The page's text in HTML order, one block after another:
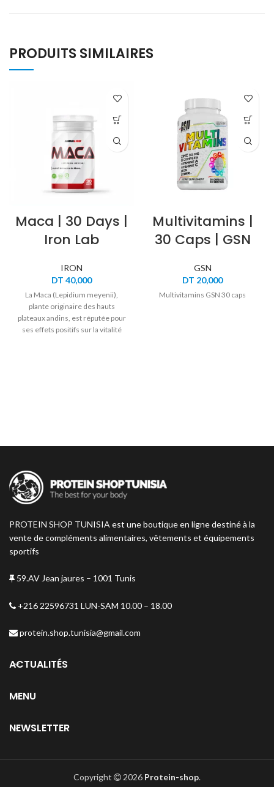
PRODUITS SIMILAIRES
Maca | 30 Days |
Iron Lab
IRON
DT 40,000
La Maca (Lepidium meyenii),
plante originaire des hauts
plateaux andins, est réputée pour
ses effets positifs sur la vitalité
Multivitamins |
30 Caps | GSN
GSN
DT 20,000
Multivitamins GSN 30 caps
PROTEIN SHOP TUNISIA est une boutique en ligne destiné à la
vente de compléments alimentaires, vêtements et équipements
sportifs
59.AV Jean jaures – 1001 Tunis
+216 22596731 LUN-SAM 10.00 – 18.00
protein.shop.tunisia@gmail.com
ACTUALITÉS
MENU
NEWSLETTER
Copyright 2026 Protein-shop.